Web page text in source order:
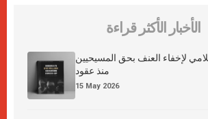
الأخبار الأكثر قراءة
لإخفاء العنف بحق المسيحيين
منذ عقود
15 May 2026